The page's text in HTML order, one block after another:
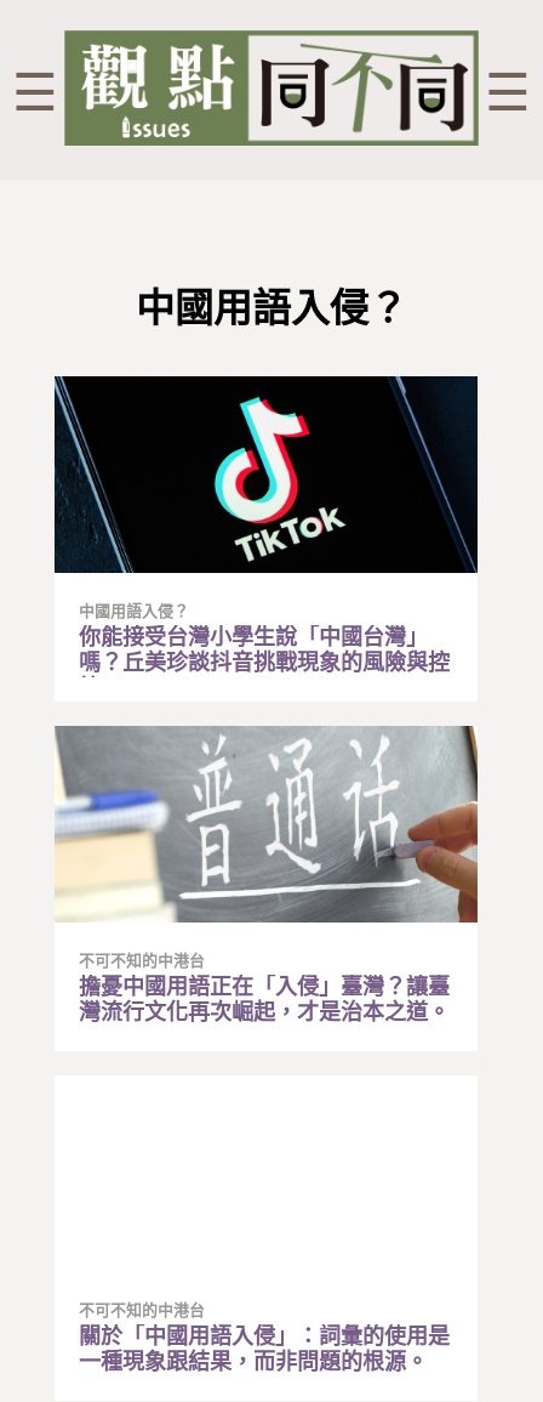
☰ ☰
中國用語入侵？
中國用語入侵？
你能接受台灣小學生說「中國台灣」
嗎？丘美珍談抖音挑戰現象的風險與控
不可不知的中港台
擔憂中國用語正在「入侵」臺灣？讓臺
灣流行文化再次崛起，才是治本之道。
不可不知的中港台
關於「中國用語入侵」：詞彙的使用是
一種現象跟結果，而非問題的根源。